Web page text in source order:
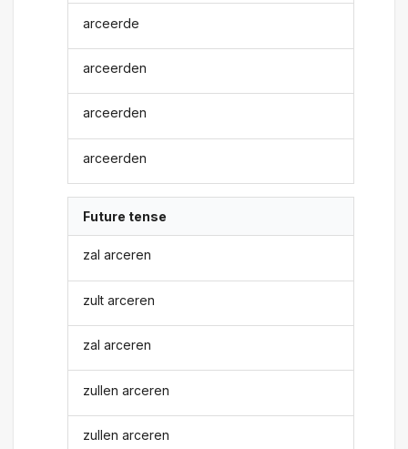
arceerde
arceerden
arceerden
arceerden
Future tense
zal arceren
zult arceren
zal arceren
zullen arceren
zullen arceren